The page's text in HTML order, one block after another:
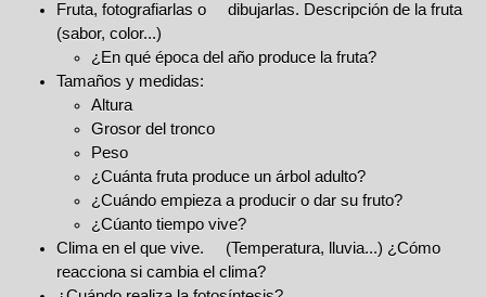
Fruta, fotografiarlas o dibujarlas. Descripción de la fruta
(sabor, color...)
¿En qué época del año produce la fruta?
Tamaños y medidas:
Altura
Grosor del tronco
Peso
¿Cuánta fruta produce un árbol adulto?
¿Cuándo empieza a producir o dar su fruto?
¿Cúanto tiempo vive?
Clima en el que vive. (Temperatura, lluvia...) ¿Cómo
reacciona si cambia el clima?